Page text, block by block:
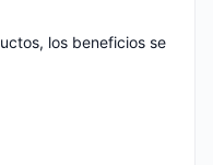
los beneficios se